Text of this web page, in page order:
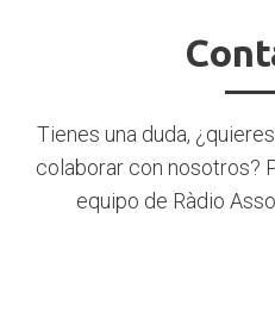
Tienes una duda,
colaborar con nosotros?
equipo de Ràdio